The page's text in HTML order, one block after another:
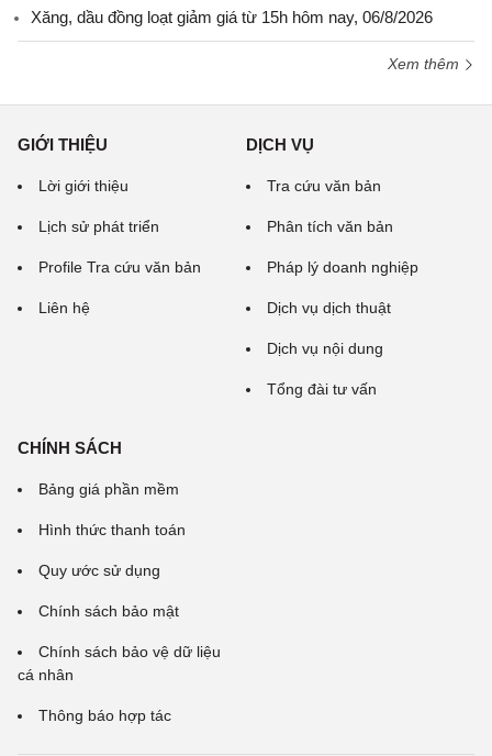
Xăng, dầu đồng loạt giảm giá từ 15h hôm nay, 06/8/2026
Xem thêm
GIỚI THIỆU
Lời giới thiệu
Lịch sử phát triển
Profile Tra cứu văn bản
Liên hệ
DỊCH VỤ
Tra cứu văn bản
Phân tích văn bản
Pháp lý doanh nghiệp
Dịch vụ dịch thuật
Dịch vụ nội dung
Tổng đài tư vấn
CHÍNH SÁCH
Bảng giá phần mềm
Hình thức thanh toán
Quy ước sử dụng
Chính sách bảo mật
Chính sách bảo vệ dữ liệu
cá nhân
Thông báo hợp tác